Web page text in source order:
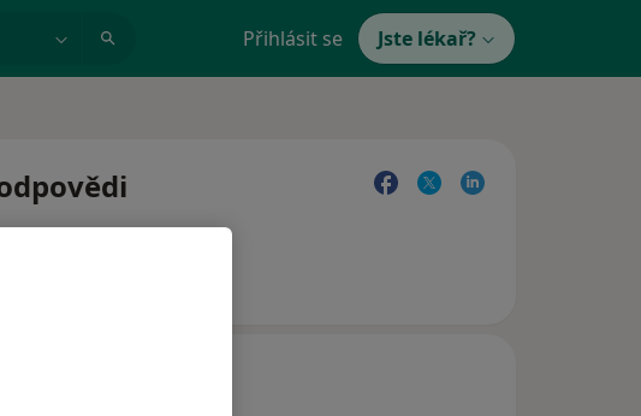
Přihlásit se Jste lékař?